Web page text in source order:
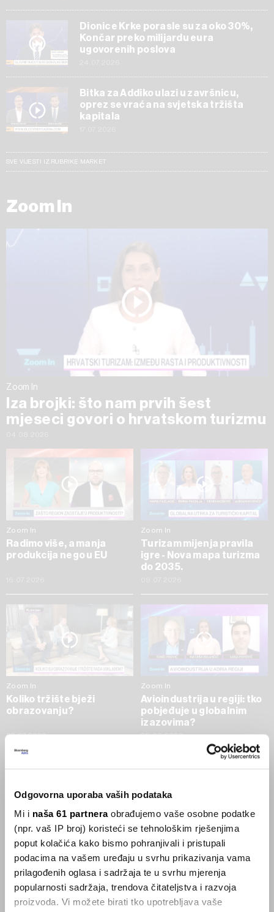
Odgovorna uporaba vaših podataka
Mi i naša 61 partneraobrađujemo vaše osobne podatke
(npr. vaš IP broj) koristeći se tehnološkim rješenjima
poput kolačića kako bismo pohranjivali i pristupali
podacima na vašem uređaju u svrhu prikazivanja vama
prilagođenih oglasa i sadržaja te u svrhu mjerenja
popularnosti sadržaja, trendova čitateljstva i razvoja
proizvoda. Vi možete birati tko upotrebljava vaše
Dionice Krke porasle su za oko 30%,
Končar preko milijardu eura
ugovorenih poslova
Bitka za Addiko ulazi u završnicu,
oprez se vraća na svjetska tržišta
kapitala
SVE VIJESTI IZ RUBRIKE MARKET
Zoom In
Zoom In
Iza brojki: što nam prvih šest
mjeseci govori o hrvatskom turizmu
Zoom In
Radimo više, a manja
produkcija nego u EU
Zoom In
Turizam mijenja pravila
igre - Nova mapa turizma
do 2035.
Zoom In
Koliko tržište bježi
obrazovanju?
02.07.2026
Zoom In
Avioindustrija u regiji: tko
pobjeđuje u globalnim
izazovima?
23.06.2026
SVE VIJESTI IZ RUBRIKE ZOOM IN
Businessweek Adria
Korisnici GLP-1 lijekova mršave,
ekonomija se deblja
Visok trošak selidbe kompanija iz Kine